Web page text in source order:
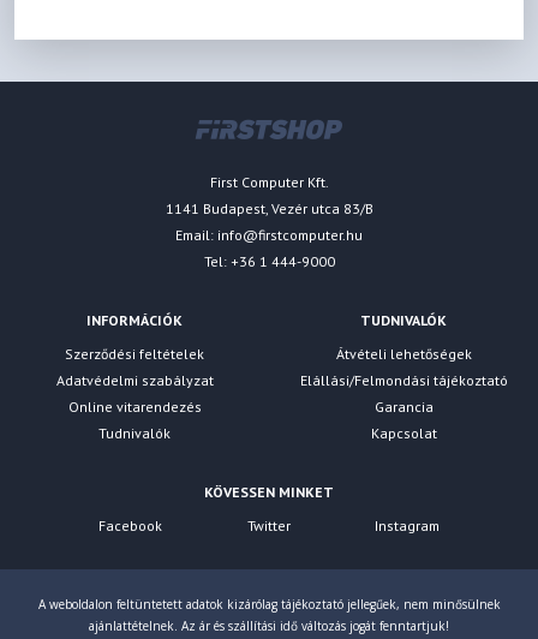
First Computer Kft.
1141 Budapest, Vezér utca 83/B
Email: info@firstcomputer.hu
Tel: +36 1 444-9000
INFORMÁCIÓK
Szerződési feltételek
Adatvédelmi szabályzat
Online vitarendezés
Tudnivalók
TUDNIVALÓK
Átvételi lehetőségek
Elállási/Felmondási tájékoztató
Garancia
Kapcsolat
KÖVESSEN MINKET
Facebook
Twitter Instagram
A weboldalon feltüntetett adatok kizárólag tájékoztató jellegűek, nem minősülnek
ajánlattételnek. Az ár és szállítási idő változás jogát fenntartjuk!